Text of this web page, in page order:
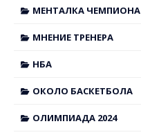
МЕНТАЛКА ЧЕМПИОНА
МНЕНИЕ ТРЕНЕРА
НБА
ОКОЛО БАСКЕТБОЛА
ОЛИМПИАДА 2024